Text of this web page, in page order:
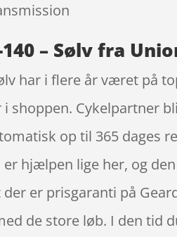
– Sølv fra
har i flere år været på
shoppen. Cykelpartner
op til 365
hjælpen lige her, og
er prisgaranti på
de store løb. I den tid